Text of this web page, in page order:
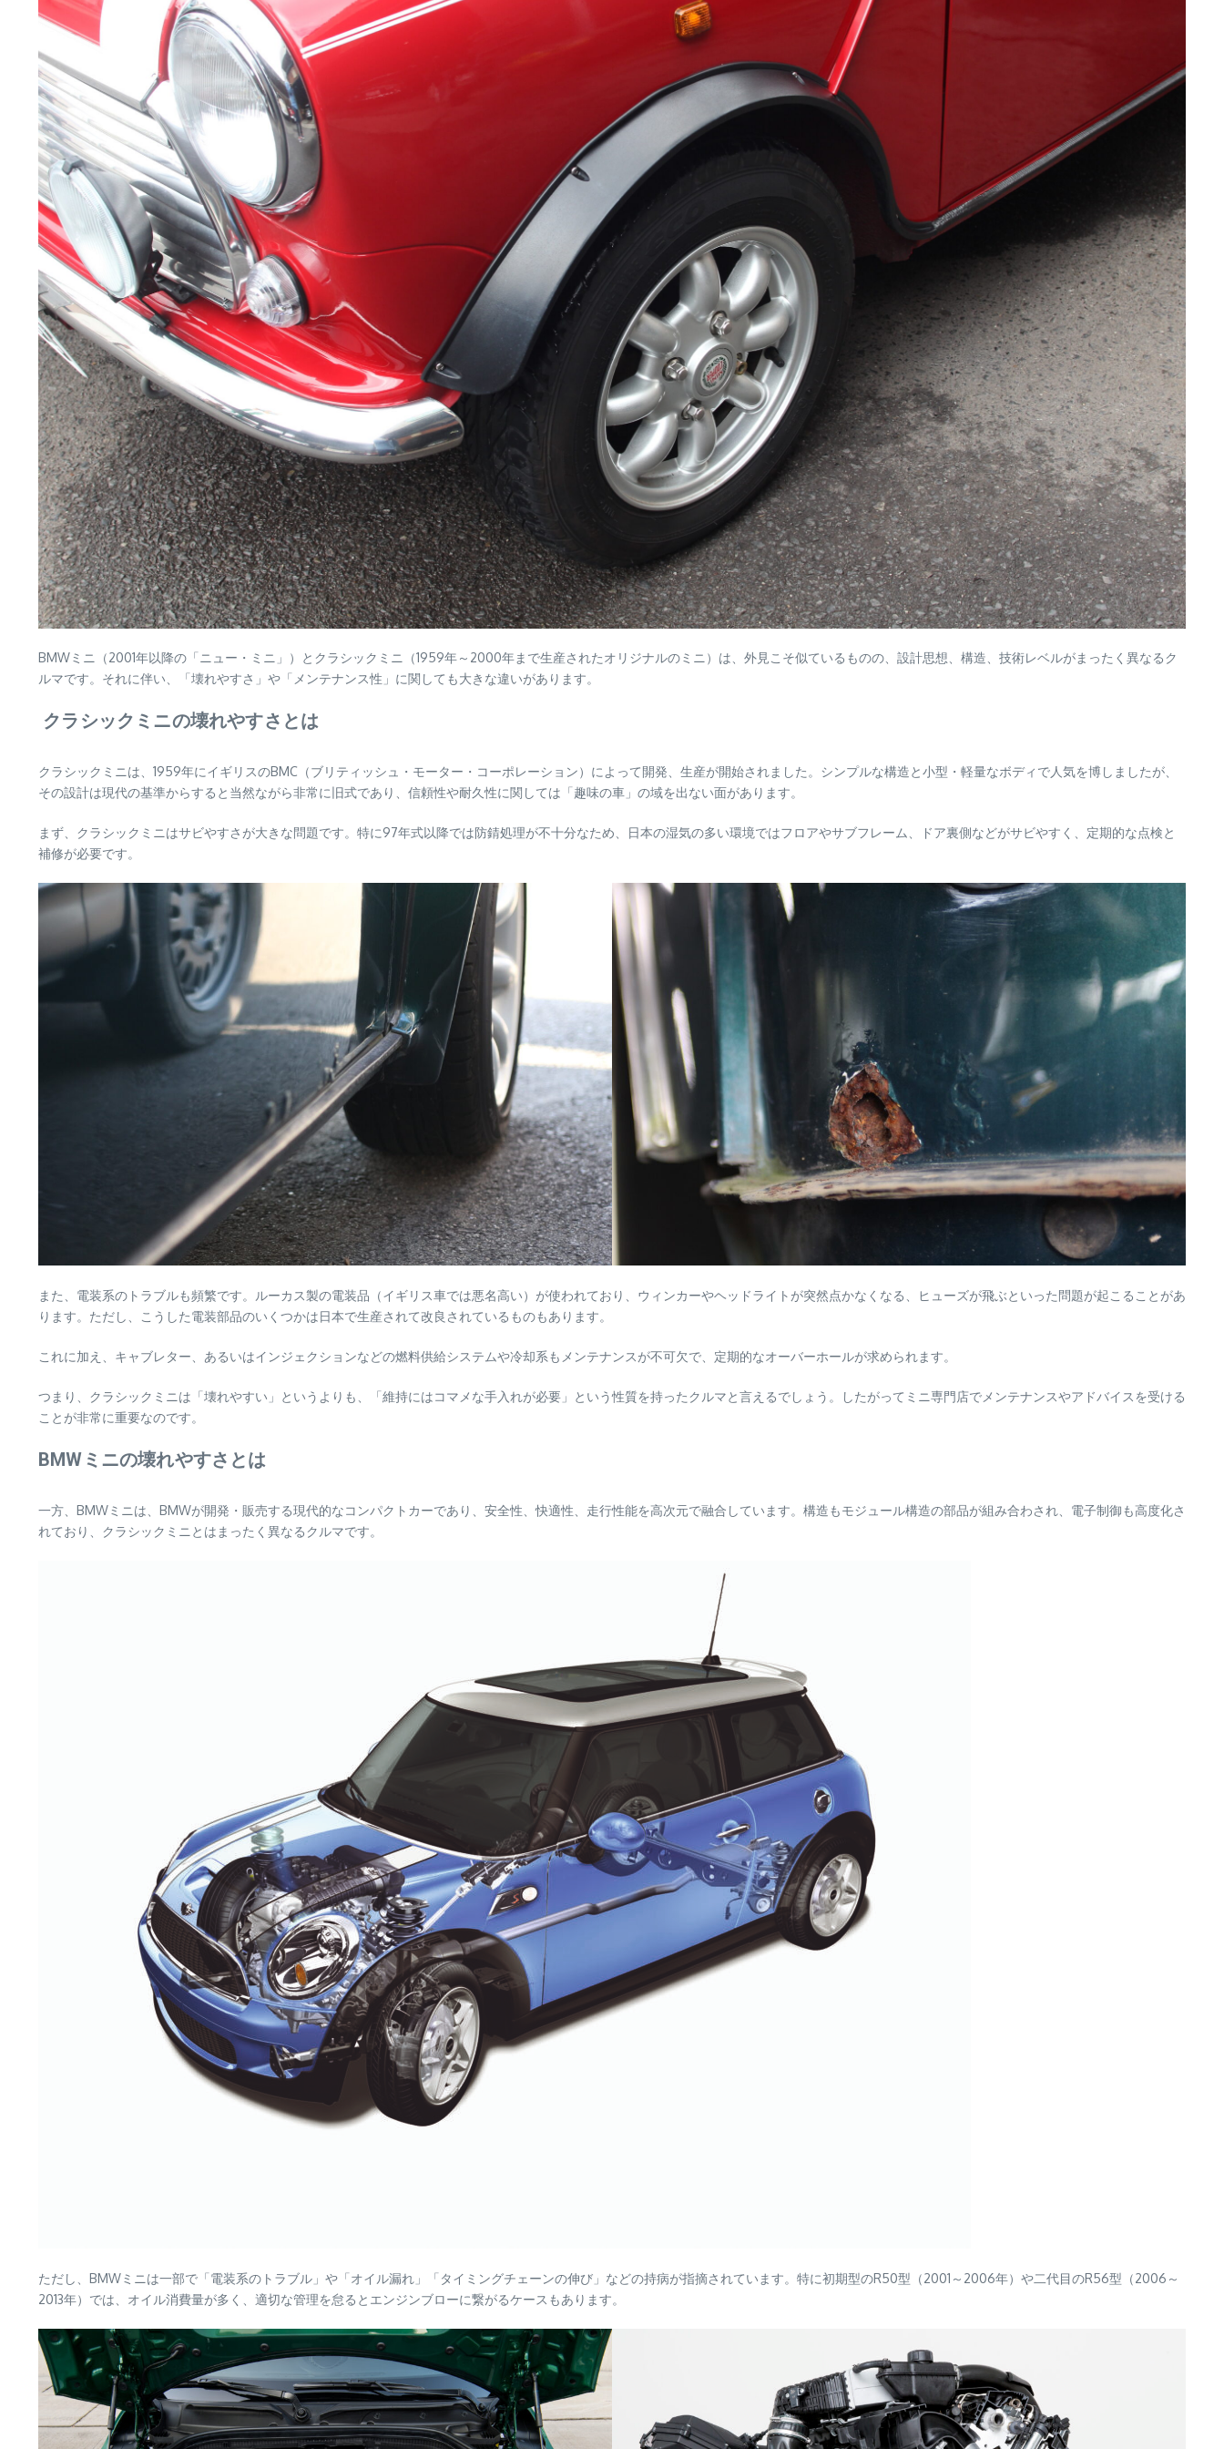
BMWミニ（2001年以降の「ニュー・ミニ」）とクラシックミニ（1959年～2000年まで生産されたオリジナルのミニ）は、外見こそ似ているものの、設計思想、構造、技術レベルがまったく異なるク
ルマです。それに伴い、「壊れやすさ」や「メンテナンス性」に関しても大きな違いがあります。
クラシックミニの壊れやすさとは
クラシックミニは、1959年にイギリスのBMC（ブリティッシュ・モーター・コーポレーション）によって開発、生産が開始されました。シンプルな構造と小型・軽量なボディで人気を博しましたが、
その設計は現代の基準からすると当然ながら非常に旧式であり、信頼性や耐久性に関しては「趣味の車」の域を出ない面があります。
まず、クラシックミニはサビやすさが大きな問題です。特に97年式以降では防錆処理が不十分なため、日本の湿気の多い環境ではフロアやサブフレーム、ドア裏側などがサビやすく、定期的な点検と
補修が必要です。
また、電装系のトラブルも頻繁です。ルーカス製の電装品（イギリス車では悪名高い）が使われており、ウィンカーやヘッドライトが突然点かなくなる、ヒューズが飛ぶといった問題が起こることがあ
ります。ただし、こうした電装部品のいくつかは日本で生産されて改良されているものもあります。
これに加え、キャブレター、あるいはインジェクションなどの燃料供給システムや冷却系もメンテナンスが不可欠で、定期的なオーバーホールが求められます。
つまり、クラシックミニは「壊れやすい」というよりも、「維持にはコマメな手入れが必要」という性質を持ったクルマと言えるでしょう。したがってミニ専門店でメンテナンスやアドバイスを受ける
ことが非常に重要なのです。
BMWミニの壊れやすさとは
一方、BMWミニは、BMWが開発・販売する現代的なコンパクトカーであり、安全性、快適性、走行性能を高次元で融合しています。構造もモジュール構造の部品が組み合わされ、電子制御も高度化さ
れており、クラシックミニとはまったく異なるクルマです。
ただし、BMWミニは一部で「電装系のトラブル」や「オイル漏れ」「タイミングチェーンの伸び」などの持病が指摘されています。特に初期型のR50型（2001～2006年）や二代目のR56型（2006～
2013年）では、オイル消費量が多く、適切な管理を怠るとエンジンブローに繋がるケースもあります。